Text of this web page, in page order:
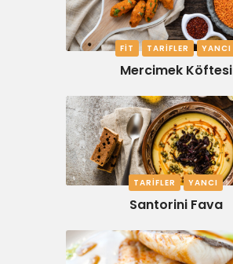
FIT TARIFLER YANCI
Mercimek Köftesi
TARIFLER YANCI
Santorini Fava